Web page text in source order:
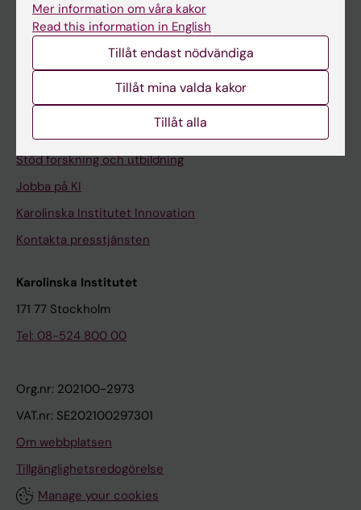
Medarbetare
Medarbetarportalen
Kontakta och besök KI
Universitetsbiblioteket
Stöd forskning och utbildning
Jobba på KI
Karolinska Institutet Innovation
Kontakta presstjänsten
Karolinska Institutet
171 77 Stockholm
Tel: 08-524 800 00
Org.nr: 202100-2973
VAT.nr: SE202100297301
Om webbplatsen
Tillgänglighetsredogörelse
Manage your cookies
Mer information om våra kakor
Read this information in English
Tillåt endast nödvändiga
Tillåt mina valda kakor
Tillåt alla